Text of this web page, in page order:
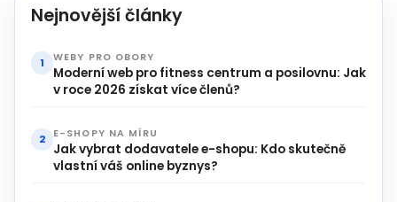
Nejnovější články
1 WEBY PRO OBORY
Moderní web pro fitness centrum a posilovnu: Jak
v roce 2026 získat více členů?
2 E-SHOPY NA MÍRU
Jak vybrat dodavatele e-shopu: Kdo skutečně
vlastní váš online byznys?